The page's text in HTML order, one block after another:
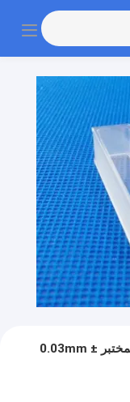
مربع الكوفتة الزجاجية الكوارتزية البصرية لمختبر ± 0.03mm